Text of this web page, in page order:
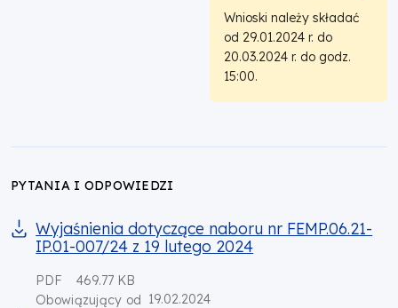
Wnioski należy składać
od 29.01.2024 r. do
20.03.2024 r. do godz.
15:00.
PYTANIA I ODPOWIEDZI
Wyjaśnienia dotyczące naboru nr FEMP.06.21-
IP.01-007/24 z 19 lutego 2024
PDF
469.77 KB
Obowiązujący od 19.02.2024